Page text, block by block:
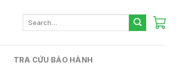
TRA CỨU BẢO HÀNH